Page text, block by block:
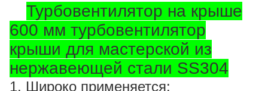
Турбовентилятор на крыше
600 мм турбовентилятор
крыши для мастерской из
нержавеющей стали SS304
1. Широко применяется: